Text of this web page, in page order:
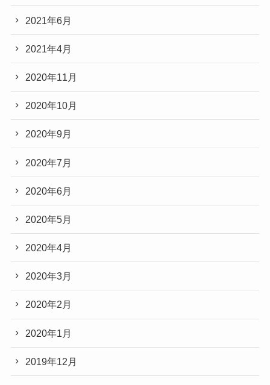
2021年6月
2021年4月
2020年11月
2020年10月
2020年9月
2020年7月
2020年6月
2020年5月
2020年4月
2020年3月
2020年2月
2020年1月
2019年12月